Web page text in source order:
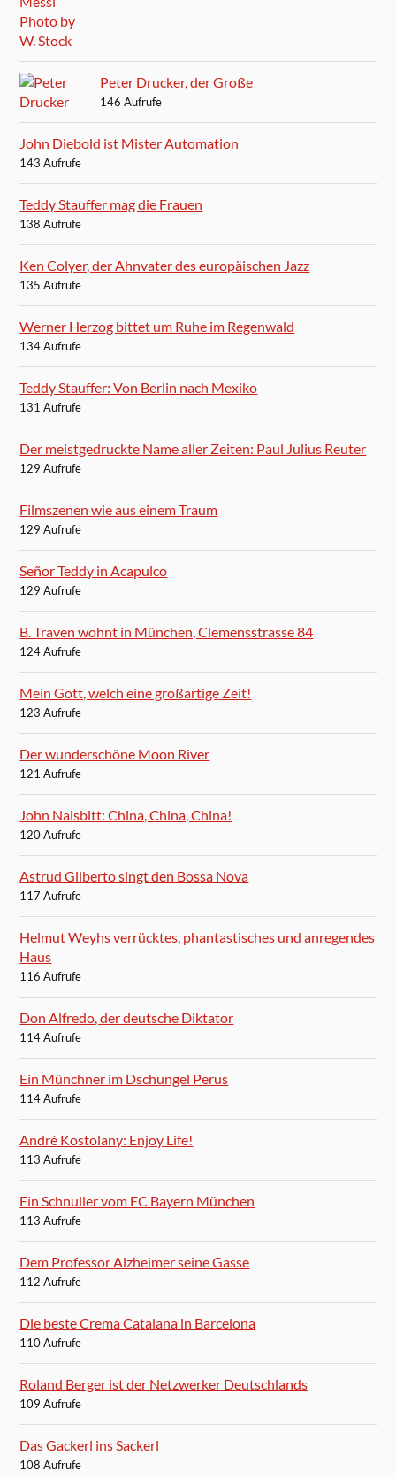
Peter Drucker, der Große
146 Aufrufe
John Diebold ist Mister Automation
143 Aufrufe
Teddy Stauffer mag die Frauen
138 Aufrufe
Ken Colyer, der Ahnvater des europäischen Jazz
135 Aufrufe
Werner Herzog bittet um Ruhe im Regenwald
134 Aufrufe
Teddy Stauffer: Von Berlin nach Mexiko
131 Aufrufe
Der meistgedruckte Name aller Zeiten: Paul Julius Reuter
129 Aufrufe
Filmszenen wie aus einem Traum
129 Aufrufe
Señor Teddy in Acapulco
129 Aufrufe
B. Traven wohnt in München, Clemensstrasse 84
124 Aufrufe
Mein Gott, welch eine großartige Zeit!
123 Aufrufe
Der wunderschöne Moon River
121 Aufrufe
John Naisbitt: China, China, China!
120 Aufrufe
Astrud Gilberto singt den Bossa Nova
117 Aufrufe
Helmut Weyhs verrücktes, phantastisches und anregendes
Haus
116 Aufrufe
Don Alfredo, der deutsche Diktator
114 Aufrufe
Ein Münchner im Dschungel Perus
114 Aufrufe
André Kostolany: Enjoy Life!
113 Aufrufe
Ein Schnuller vom FC Bayern München
113 Aufrufe
Dem Professor Alzheimer seine Gasse
112 Aufrufe
Die beste Crema Catalana in Barcelona
110 Aufrufe
Roland Berger ist der Netzwerker Deutschlands
109 Aufrufe
Das Gackerl ins Sackerl
108 Aufrufe